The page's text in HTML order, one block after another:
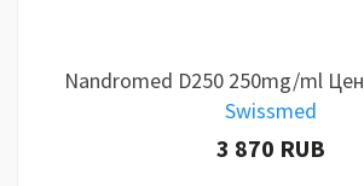
Nandromed D250 250mg/ml
Swissmed
3 870 RUB